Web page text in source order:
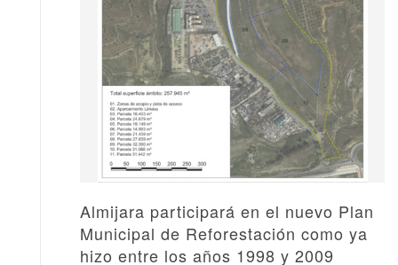
Almijara participará en el nuevo Plan
Municipal de Reforestación como ya
hizo entre los años 1998 y 2009